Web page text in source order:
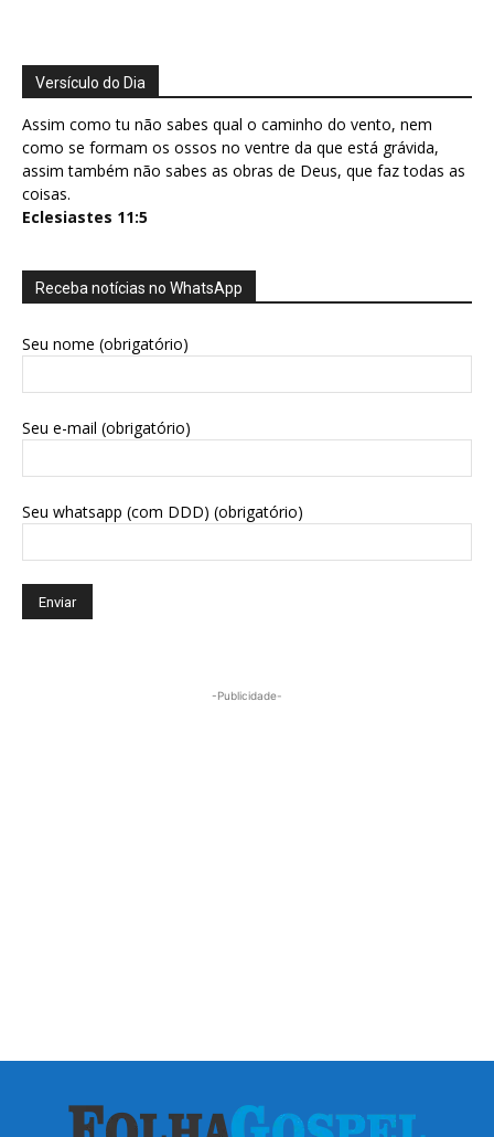
Versículo do Dia
Assim como tu não sabes qual o caminho do vento, nem
como se formam os ossos no ventre da que está grávida,
assim também não sabes as obras de Deus, que faz todas as
coisas.
Eclesiastes 11:5
Receba notícias no WhatsApp
Seu nome (obrigatório)
Seu e-mail (obrigatório)
Seu whatsapp (com DDD) (obrigatório)
-Publicidade-